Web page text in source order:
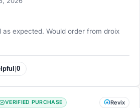
as expected. Would order from droix
0
VERIFIED PURCHASE Revix